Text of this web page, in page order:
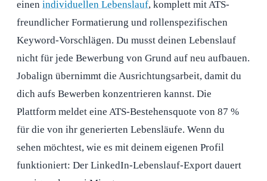
einen individuellen Lebenslauf, komplett mit ATS-
freundlicher Formatierung und rollenspezifischen
Keyword-Vorschlägen. Du musst deinen Lebenslauf
nicht für jede Bewerbung von Grund auf neu aufbauen.
Jobalign übernimmt die Ausrichtungsarbeit, damit du
dich aufs Bewerben konzentrieren kannst. Die
Plattform meldet eine ATS-Bestehensquote von 87 %
für die von ihr generierten Lebensläufe. Wenn du
sehen möchtest, wie es mit deinem eigenen Profil
funktioniert: Der LinkedIn-Lebenslauf-Export dauert